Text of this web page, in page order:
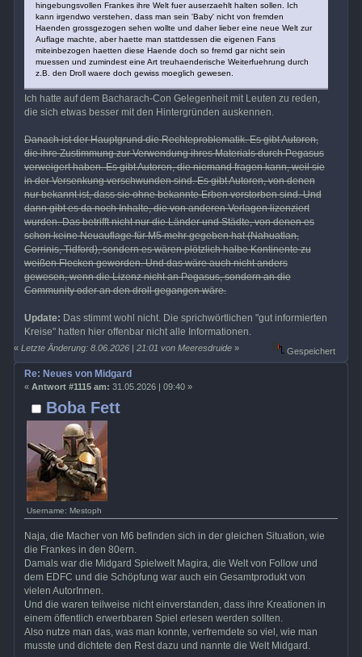
hingebungsvollen Frankes ihre Welt fuer auserzaehlt halten sollen. Ich
kann irgendwo verstehen, dass man sein 'Baby' nicht von fremden
Haenden grossgezogen sehen wollte und daher lieber eine neue Welt zur
Auflage machte, aber haette man stattdessen die eigenen Fans
miteinbezogen haetten diese Haende doch so fremd gar nicht sein
muessen und zumindest eine Art treuhaenderische Weiterfuehrung durch
z.B. den Droll waere doch gewiss moeglich gewesen.
Ich hatte auf dem Bacharach-Con Gelegenheit mit Leuten zu reden,
die sich etwas besser mit den Hintergründen auskennen.
Danach ist der Hauptgrund die Rechteproblematik. Es gibt Autoren,
die ihre Zustimmung zur Verwendung ihres Materials durch Pegasus
verweigert haben. Es gibt Autoren, die niemand fragen kann, weil sie
in der Versenkung verschwunden sind. Es gibt Autoren, von denen
nur bekannt ist, dass sie ohne bekannte Erben verstorben sind. Und
dann gibt es da noch Inhalte, die von anderen Verlagen lizenziert
wurden. Das betrifft nicht nur die Länder und Städte, von denen es
schon keine Neuauflage für M5 mehr gegeben hat (Nahuatlan,
Corrinis, Tidford), sondern es wären plötzlich halbe Kontinente zu
weißen Flecken geworden. Und das wäre auch nicht anders
gewesen, wenn die Lizenz nicht an Pegasus, sondern an die
Community oder an den droll gegangen wäre.
Update: Das stimmt wohl nicht. Die sprichwörtlichen "gut informierten
Kreise" hatten hier offenbar nicht alle Informationen.
«Letzte Änderung: 8.06.2026 | 21:01 von Meeresdruide » Gespeichert
Boba Fett
Username: Mestoph
Re: Neues von Midgard
« Antwort #1115 am: 31.05.2026 | 09:40 »
Naja, die Macher von M6 befinden sich in der gleichen Situation, wie
die Frankes in den 80ern.
Damals war die Midgard Spielwelt Magira, die Welt von Follow und
dem EDFC und die Schöpfung war auch ein Gesamtprodukt von
vielen AutorInnen.
Und die waren teilweise nicht einverstanden, dass ihre Kreationen in
einem öffentlich erwerbbaren Spiel erlesen werden sollten.
Also nutze man das, was man konnte, verfremdete so viel, wie man
musste und dichtete den Rest dazu und nannte die Welt Midgard.